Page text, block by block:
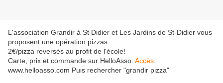
L'association Grandir à St Didier et Les Jardins de St-Didier vous
proposent une opération pizzas.
2€/pizza reversés au profit de l'école!
Carte, prix et commande sur HelloAsso. Accès.
www.helloasso.com Puis rechercher "grandir pizza"